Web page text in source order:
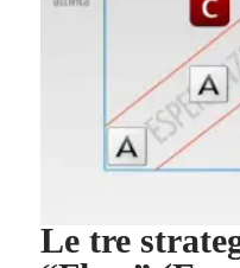
Le tre